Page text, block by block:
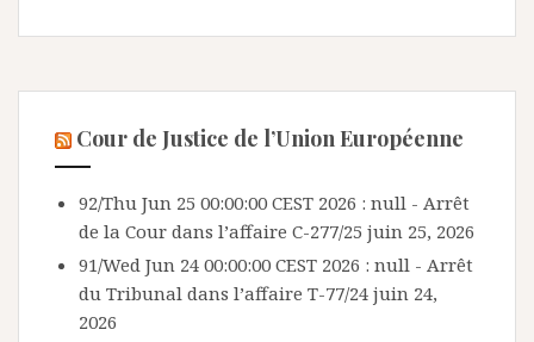
Cour de Justice de l’Union Européenne
92/Thu Jun 25 00:00:00 CEST 2026 : null - Arrêt
de la Cour dans l’affaire C-277/25 juin 25, 2026
91/Wed Jun 24 00:00:00 CEST 2026 : null - Arrêt
du Tribunal dans l’affaire T-77/24 juin 24,
2026